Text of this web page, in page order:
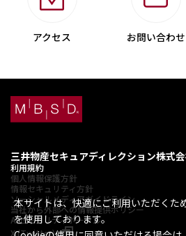
本サイトは、快適にご利用いただくた
を使用しております。
アクセス お問い合わせ
三井物産セキュアディレクション株式
利用規約
個人情報保護方針
情報セキュリティ方針
ソーシャルメディアガイドライン
当社から外部への情報提供ポリシー
AIセキュリティポータル
X (Twitter)